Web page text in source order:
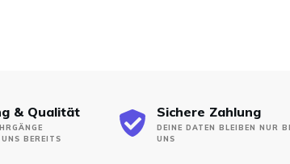
& Qualität
BEREITS
Sichere Zahlung
DEINE DATEN BLEIBEN NUR
UNS